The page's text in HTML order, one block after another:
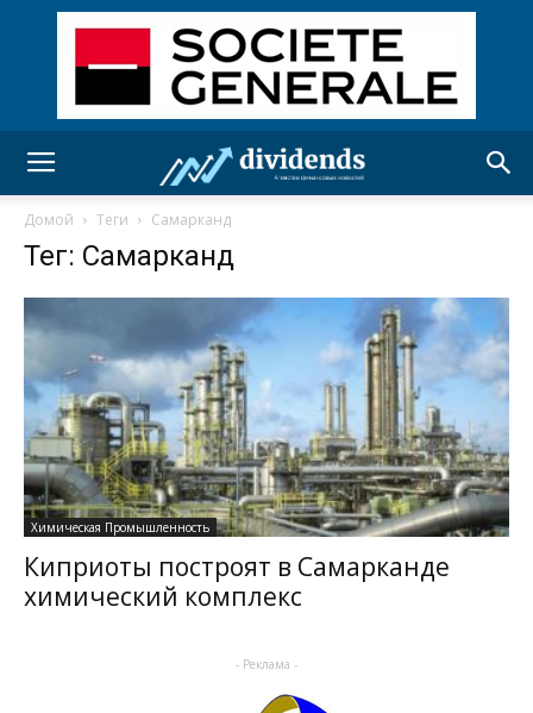
Домой Теги Самарканд
Тег: Самарканд
Химическая Промышленность
Киприоты построят в Самарканде
химический комплекс
- Реклама -